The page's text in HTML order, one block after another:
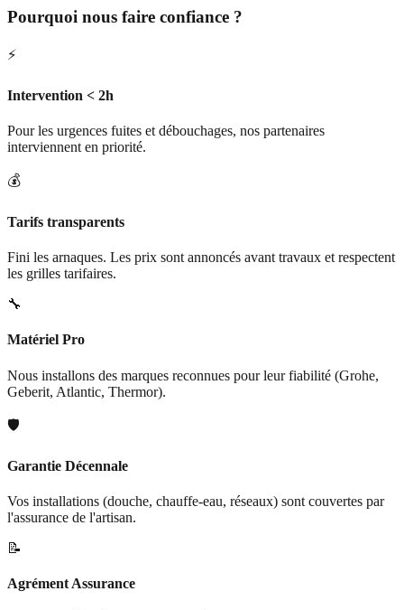
Pourquoi nous faire confiance ?
⚡
Intervention < 2h
Pour les urgences fuites et débouchages, nos partenaires
interviennent en priorité.
💰
Tarifs transparents
Fini les arnaques. Les prix sont annoncés avant travaux et respectent
les grilles tarifaires.
🔧
Matériel Pro
Nous installons des marques reconnues pour leur fiabilité (Grohe,
Geberit, Atlantic, Thermor).
🛡️
Garantie Décennale
Vos installations (douche, chauffe-eau, réseaux) sont couvertes par
l'assurance de l'artisan.
📝
Agrément Assurance